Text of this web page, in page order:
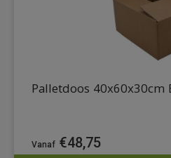
Palletdoos 40x60x30cm
€48,75